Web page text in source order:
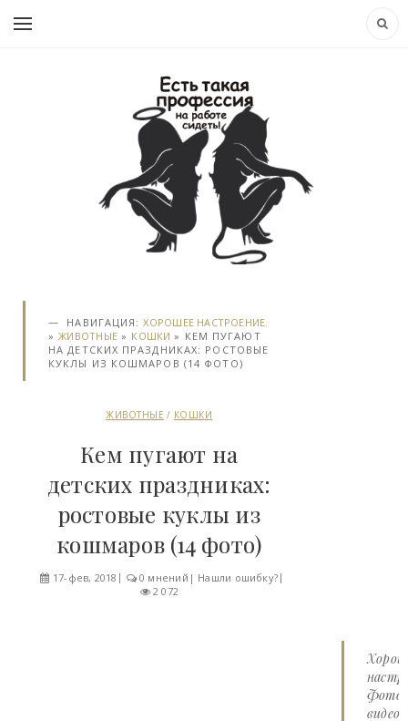
НАВИГАЦИЯ:ХОРОШЕЕ НАСТРОЕНИЕ.
»ЖИВОТНЫЕ» КОШКИ » КЕМ ПУГАЮТ
НА ДЕТСКИХ ПРАЗДНИКАХ: РОСТОВЫЕ
КУКЛЫ ИЗ КОШМАРОВ (14 ФОТО)
ЖИВОТНЫЕ / КОШКИ
Кем пугают на
детских праздниках:
ростовые куклы из
кошмаров (14 фото)
17-фев, 2018 0 мнений | Нашли ошибку?
2 072
Фото
видео